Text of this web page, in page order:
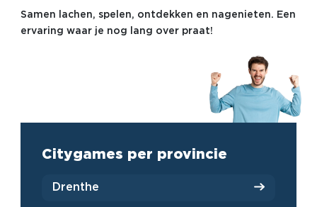
Samen lachen, spelen, ontdekken en nagenieten. Een
ervaring waar je nog lang over praat!
Citygames per provincie
Drenthe